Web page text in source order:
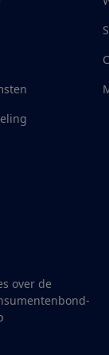
over de